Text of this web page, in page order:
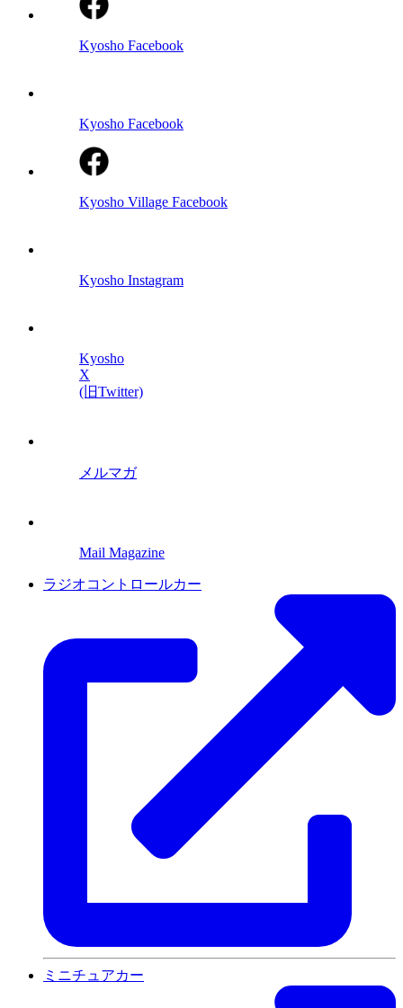
Kyosho Facebook
Kyosho Facebook
Kyosho Village Facebook
Kyosho Instagram
Kyosho
X
(旧Twitter)
メルマガ
Mail Magazine
ラジオコントロールカー
ミニチュアカー